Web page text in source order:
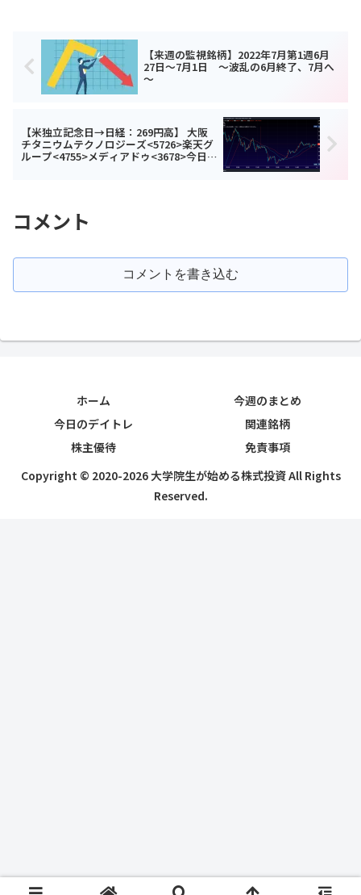
【来週の監視銘柄】2022年7月第1週6月
27日～7月1日 ～波乱の6月終了、7月へ
～
【米独立記念日→日経：269円高】 大阪
チタニウムテクノロジーズ<5726>楽天グ
ループ<4755>メディアドゥ<3678>今日の
コメント
コメントを書き込む
ホーム
今週のまとめ
今日のデイトレ
関連銘柄
株主優待
免責事項
Copyright © 2020-2026 大学院生が始める株式投資 All Rights
Reserved.